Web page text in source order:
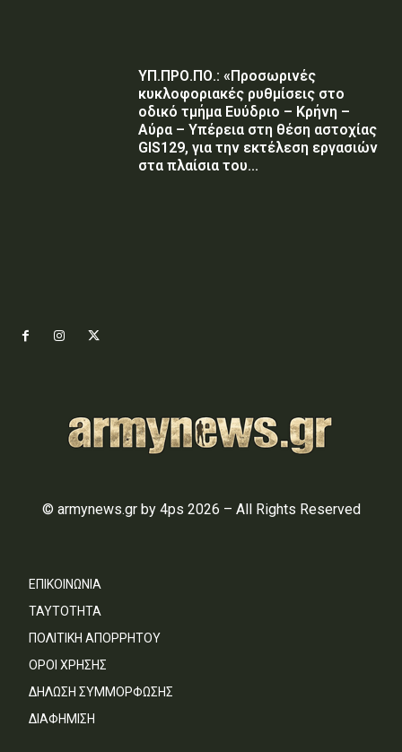
ΥΠ.ΠΡΟ.ΠΟ.: «Προσωρινές
κυκλοφοριακές ρυθμίσεις στο
οδικό τμήμα Ευύδριο – Κρήνη –
Αύρα – Υπέρεια στη θέση αστοχίας
GIS129, για την εκτέλεση εργασιών
στα πλαίσια του...
© armynews.gr by 4ps 2026 – All Rights Reserved
ΕΠΙΚΟΙΝΩΝΙΑ
ΤΑΥΤΟΤΗΤΑ
ΠΟΛΙΤΙΚΗ ΑΠΟΡΡΗΤΟΥ
ΟΡΟΙ ΧΡΗΣΗΣ
ΔΗΛΩΣΗ ΣΥΜΜΟΡΦΩΣΗΣ
ΔΙΑΦΗΜΙΣΗ